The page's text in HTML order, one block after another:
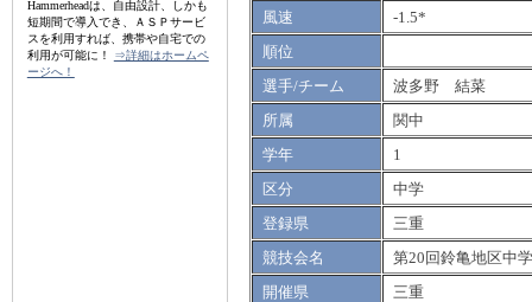
Hammerheadは、自由設計、しかも
短期間で導入でき、ＡＳＰサービ
スを利用すれば、携帯や自宅での
利用が可能に！
⇒詳細はホームペ
ージへ！
風速
-1.5*
順位
選手/チーム
波多野 結菜
所属
関中
学年
1
区分
中学
登録県
三重
競技会名
第20回鈴亀地区中
開催県
三重